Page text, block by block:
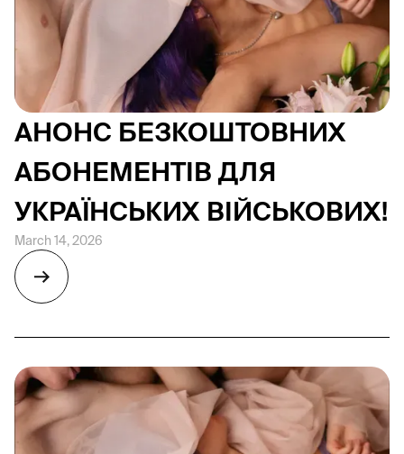
АНОНС БЕЗКОШТОВНИХ
АБОНЕМЕНТІВ ДЛЯ
УКРАЇНСЬКИХ ВІЙСЬКОВИХ!
March 14, 2026